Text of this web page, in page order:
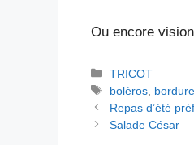
Ou encore
Catégories
TRICOT
Étiquettes
boléros
Repas d’été
Salade César